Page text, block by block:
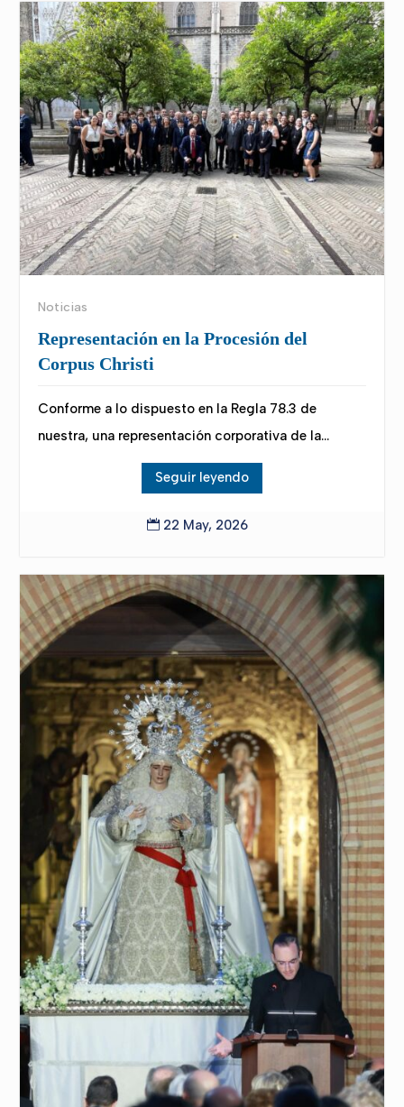
Noticias
Representación en la Procesión del
Corpus Christi
Conforme a lo dispuesto en la Regla 78.3 de
nuestra, una representación corporativa de la...
Seguir leyendo
 22 May, 2026